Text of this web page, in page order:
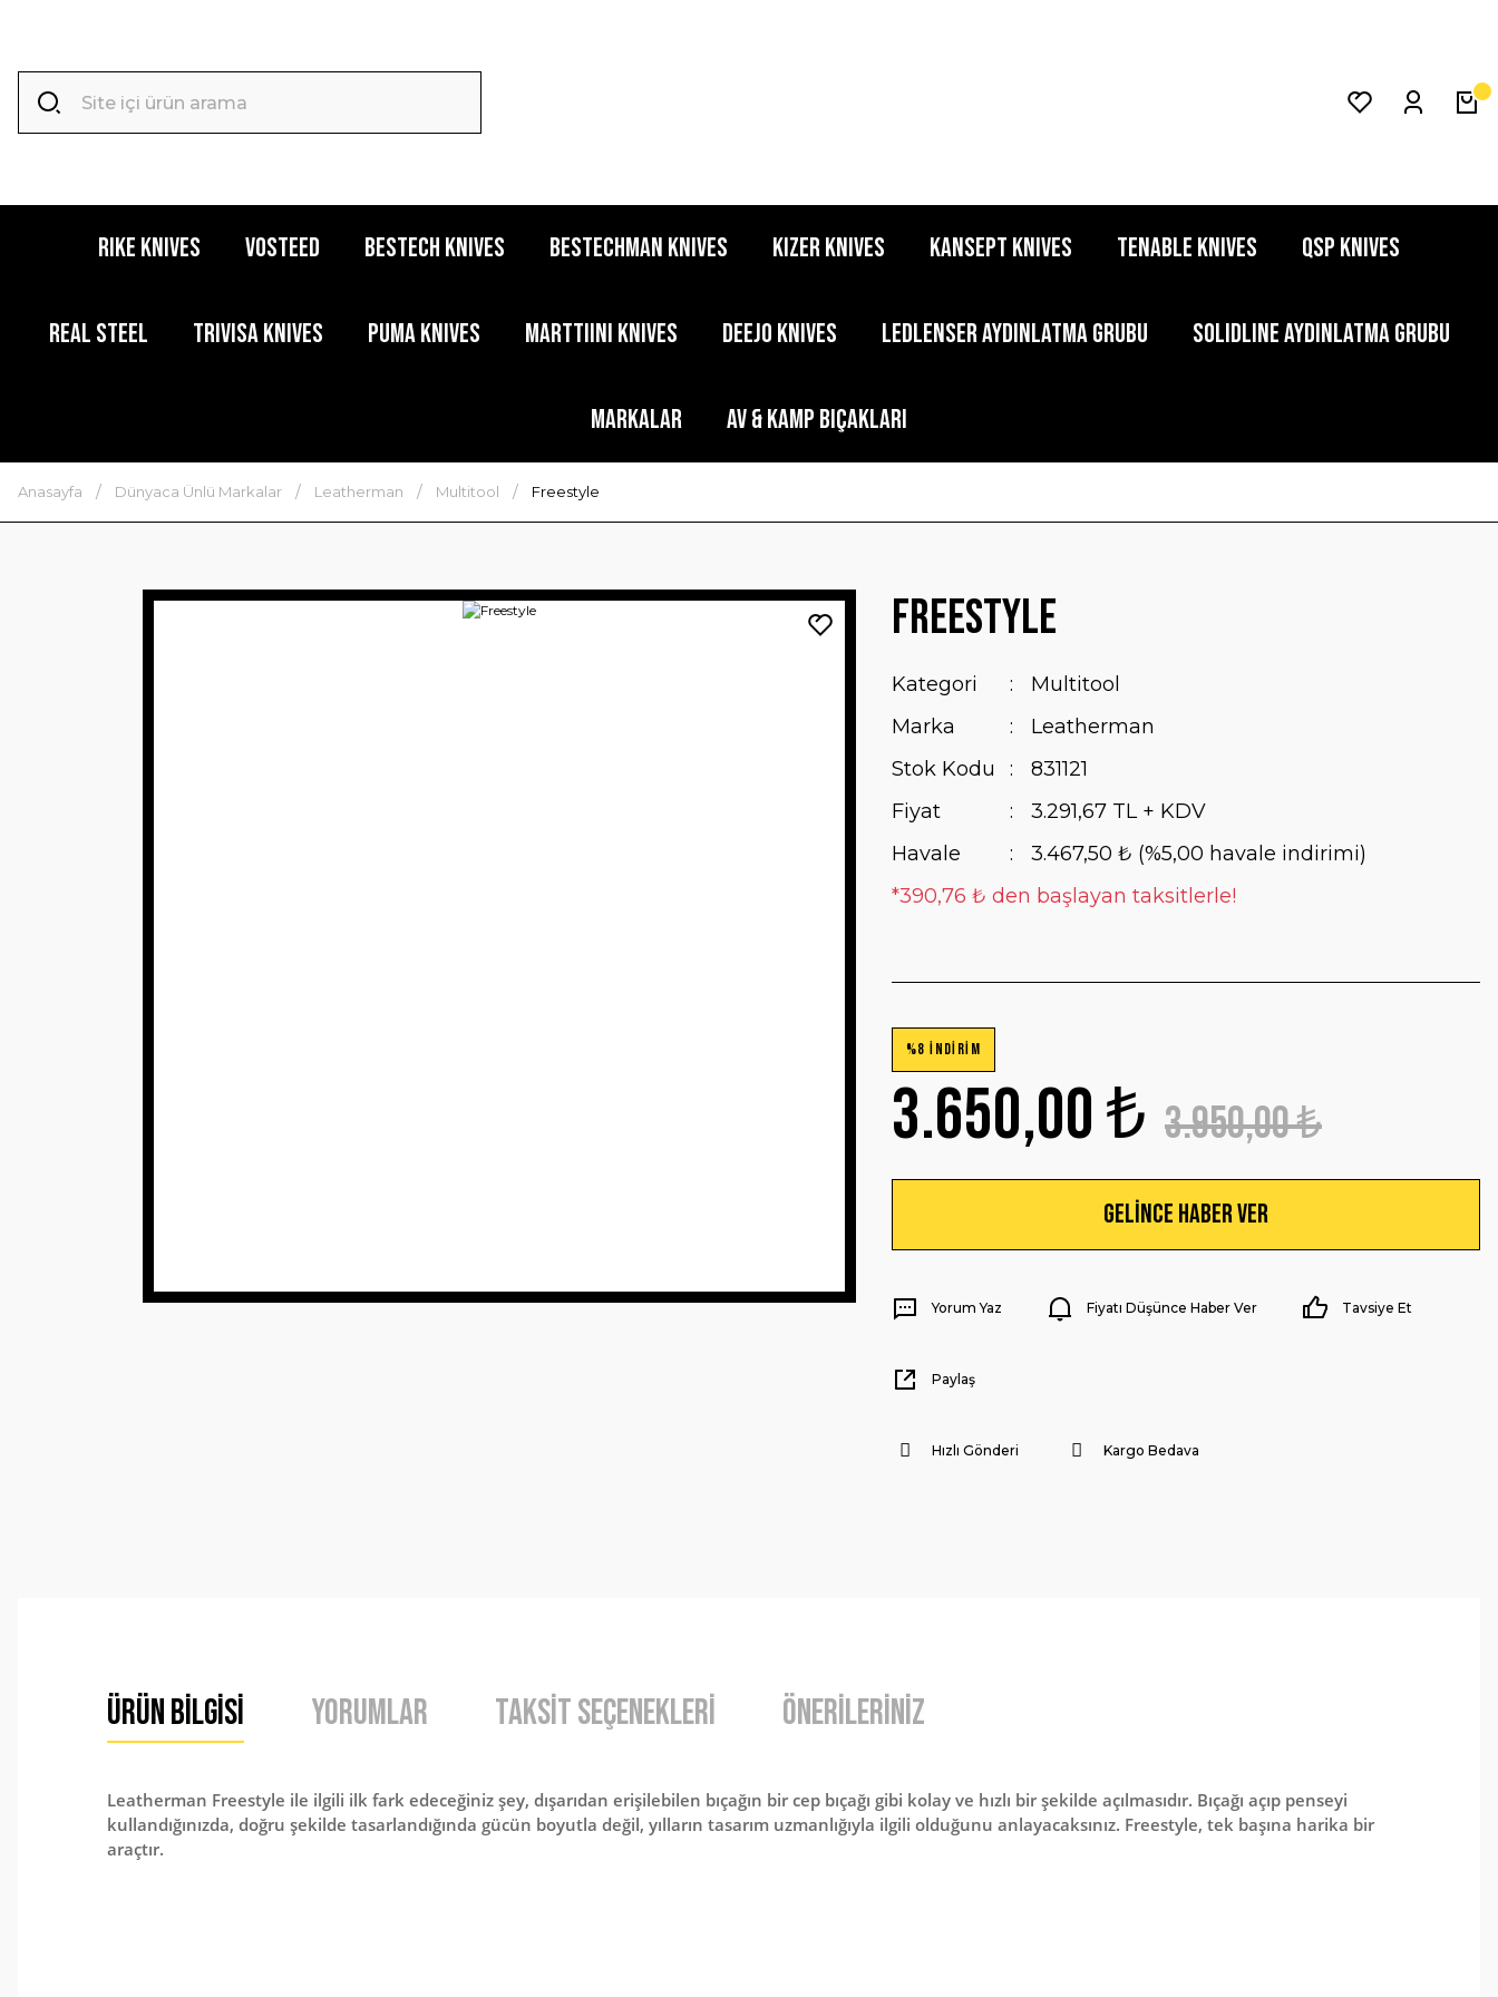
RIKE KNIVES VOSTEED BESTECH KNIVES BESTECHMAN KNIVES KIZER KNIVES KANSEPT KNIVES TENABLE KNIVES QSP KNIVES
REAL STEEL TRIVISA KNIVES PUMA KNIVES MARTTIINI KNIVES DEEJO KNIVES LEDLENSER AYDINLATMA GRUBU SOLIDLINE AYDINLATMA GRUBU
MARKALAR AV & KAMP BIÇAKLARI
Anasayfa Dünyaca Ünlü Markalar Leatherman Multitool Freestyle
Freestyle
Kategori
Multitool
Marka
Leatherman
Stok Kodu
831121
Fiyat
3.291,67 TL + KDV
Havale
3.467,50 ₺ (%5,00 havale indirimi)
*390,76 ₺ den başlayan taksitlerle!
%8 İNDİRİM
3.650,00 ₺ 3.950,00 ₺
Gelince Haber Ver
Yorum Yaz Fiyatı Düşünce Haber Ver Tavsiye Et
Paylaş
Hızlı Gönderi Kargo Bedava
Ürün Bilgisi Yorumlar Taksit Seçenekleri Önerileriniz
Leatherman Freestyle ile ilgili ilk fark edeceğiniz şey, dışarıdan erişilebilen bıçağın bir cep bıçağı gibi kolay ve hızlı bir şekilde açılmasıdır. Bıçağı açıp penseyi
kullandığınızda, doğru şekilde tasarlandığında gücün boyutla değil, yılların tasarım uzmanlığıyla ilgili olduğunu anlayacaksınız. Freestyle, tek başına harika bir
araçtır.